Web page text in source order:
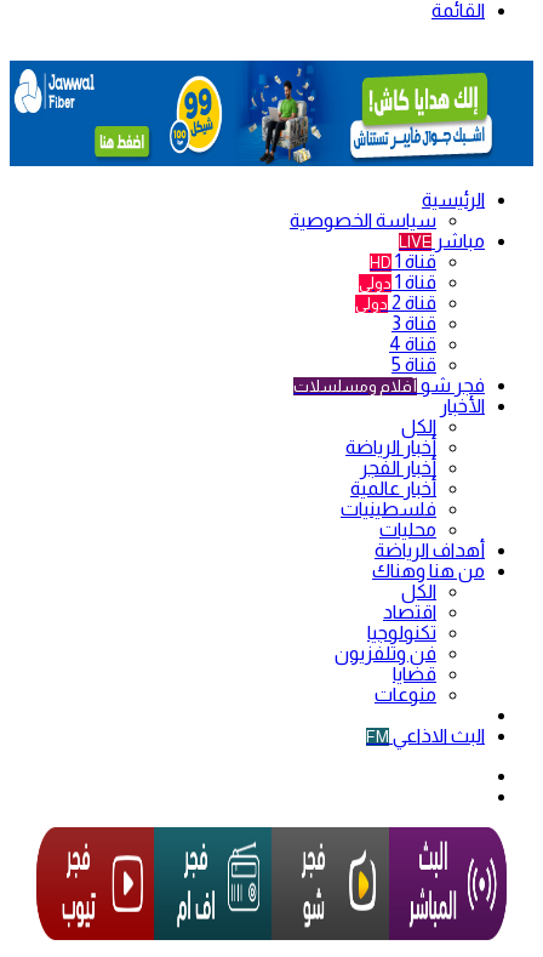
القائمة
الرئيسية
سياسة الخصوصية
مباشر LIVE
قناة 1 HD
قناة 1 دولي
قناة 2 دولي
قناة 3
قناة 4
قناة 5
فجر شو أفلام ومسلسلات
الأخبار
الكل
أخبار الرياضة
أخبار الفجر
أخبار عالمية
فلسطينيات
محليات
أهداف الرياضة
من هنا وهناك
الكل
اقتصاد
تكنولوجيا
فن وتلفزيون
قضايا
منوعات
البث الاذاعي FM